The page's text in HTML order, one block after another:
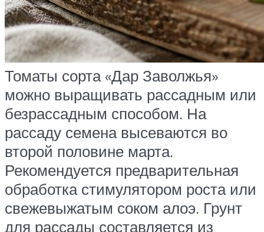
Томаты сорта «Дар Заволжья»
можно выращивать рассадным или
безрассадным способом. На
рассаду семена высеваются во
второй половине марта.
Рекомендуется предварительная
обработка стимулятором роста или
свежевыжатым соком алоэ. Грунт
для рассады составляется из